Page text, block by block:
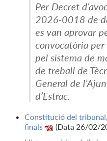
Per Decret
2026-0018 de
es van aprovar
convocatòria
pel sistema de
de treball de
General de
d’Estrac.
Constitució del
finals
(Data 26/02/